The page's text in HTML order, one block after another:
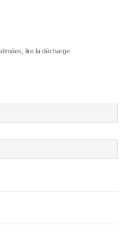
lire la décharge.